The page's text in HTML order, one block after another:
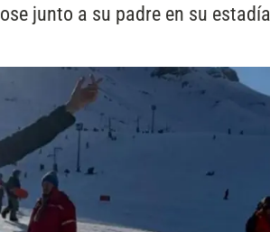
junto a su padre en su estadía